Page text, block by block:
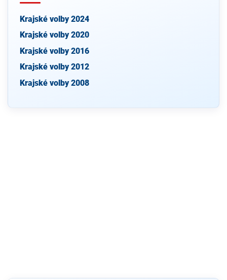
Krajské volby 2024
Krajské volby 2020
Krajské volby 2016
Krajské volby 2012
Krajské volby 2008